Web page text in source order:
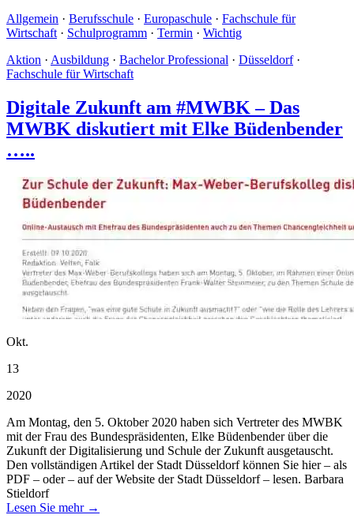
Allgemein · Berufsschule · Europaschule · Fachschule für
Wirtschaft · Schulprogramm · Termin · Wichtig
Aktion · Ausbildung · Bachelor Professional · Düsseldorf·
Fachschule für Wirtschaft
Digitale Zukunft am #MWBK – Das
MWBK diskutiert mit Elke Büdenbender
…..
Okt.
13
2020
Am Montag, den 5. Oktober 2020 haben sich Vertreter des MWBK
mit der Frau des Bundespräsidenten, Elke Büdenbender über die
Zukunft der Digitalisierung und Schule der Zukunft ausgetauscht.
Den vollständigen Artikel der Stadt Düsseldorf können Sie hier – als
PDF – oder – auf der Website der Stadt Düsseldorf – lesen. Barbara
Stieldorf
Lesen Sie mehr →